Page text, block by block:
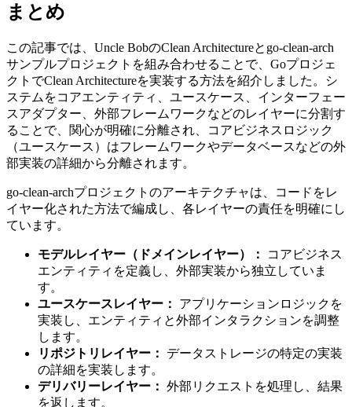
まとめ
この記事では、Uncle BobのClean Architectureとgo-clean-arch
サンプルプロジェクトを組み合わせることで、Goプロジェ
クトでClean Architectureを実装する方法を紹介しました。シ
ステムをコアエンティティ、ユースケース、インターフェー
スアダプター、外部フレームワークなどのレイヤーに分割す
ることで、関心が明確に分離され、コアビジネスロジック
（ユースケース）はフレームワークやデータベースなどの外
部実装の詳細から分離されます。
go-clean-archプロジェクトのアーキテクチャは、コードをレ
イヤー化された方法で編成し、各レイヤーの責任を明確にし
ています。
モデルレイヤー（ドメインレイヤー）：
コアビジネス
エンティティを定義し、外部実装から独立していま
す。
ユースケースレイヤー：
アプリケーションロジックを
実装し、エンティティと外部インタラクションを調整
します。
リポジトリレイヤー：
データストレージの特定の実装
の詳細を実装します。
デリバリーレイヤー： 外部リクエストを処理し、結果
を返します。